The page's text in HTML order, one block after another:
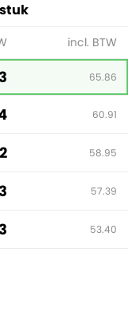
incl. BTW
65.86
60.91
58.95
57.39
53.40